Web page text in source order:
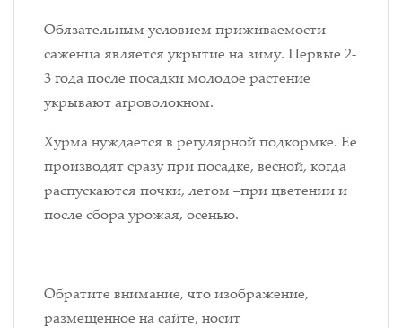
Обязательным условием приживаемости
саженца является укрытие на зиму. Первые 2-
3 года после посадки молодое растение
укрывают агроволокном.
Хурма нуждается в регулярной подкормке. Ее
производят сразу при посадке, весной, когда
распускаются почки, летом –при цветении и
после сбора урожая, осенью.
Обратите внимание, что изображение,
размещенное на сайте, носит